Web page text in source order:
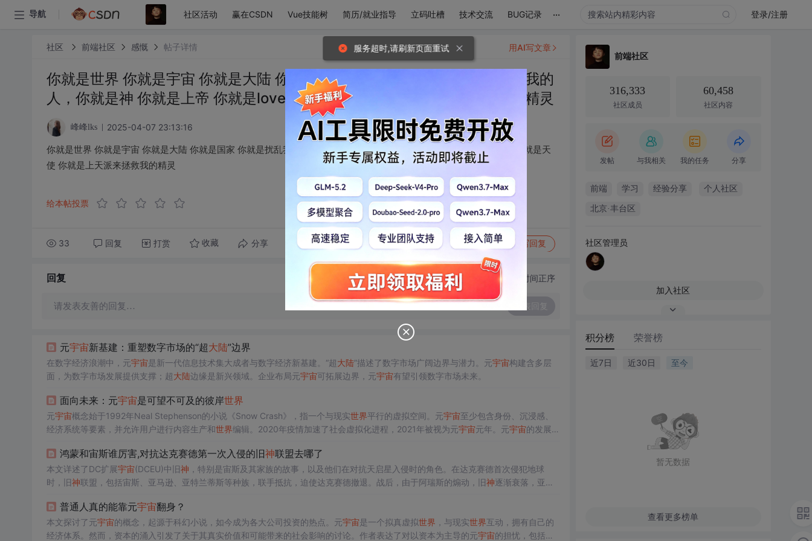
导航 社区活动 赢在CSDN Vue技能树 简历/就业指导 立码吐槽 技术交流 BUG记录 ... 登录/注册
社区 前端社区 感慨 帖子详情
你就是世界 你就是宇宙 你就是大陆 你就是国家 你就是扰乱我之后又来拯救我的
人，你就是神 你就是上帝 你就是love 你就是天使 你就是上天派来拯救我的精灵
峰峰lks 2025-04-07 23:13:16
你就是世界 你就是宇宙 你就是大陆 你就是国家 你就是扰乱我之后又来拯救我的人，你就是神 你就是上帝 你就是love 你就是天
使 你就是上天派来拯救我的精灵
给本帖投票
33 回复 打赏 收藏 分享 转发到动态 举报 写回复
用AI写文章
回复 切换为时间正序
请发表友善的回复…
元宇宙新基建：重塑数字市场的“超大陆”边界
在数字经济浪潮中，元宇宙是新一代信息技术集大成者与数字经济新基建。“超大陆”描述了数字市场广阔边界与潜力。元宇宙构建含多层
面，为数字市场发展提供支撑；超大陆边缘是新兴领域。企业布局元宇宙可拓展边界，元宇宙有望引领数字市场未来。
面向未来：元宇宙是可望不可及的彼岸世界
元宇宙概念始于1992年Neal Stephenson的小说《Snow Crash》，指一个与现实世界平行的虚拟空间。元宇宙至少包含身份、沉浸感、
经济系统等要素，并允许用户进行内容生产和世界编辑。2020年疫情加速了社会虚拟化进程，2021年被视为元宇宙元年。元宇宙的发展路
鸿蒙和宙斯谁厉害,对抗达克赛德第一次入侵的旧神联盟去哪了
本文详述了DC扩展宇宙(DCEU)中旧神 ，特别是宙斯及其家族的故事，以及他们在对抗天启星入侵时的角色。在达克赛德首次侵犯地球
时，旧神联盟，包括宙斯、亚马逊、亚特兰蒂斯等种族，联手抵抗，迫使达克赛德撤退。战后，由于阿瑞斯的煽动，旧神逐渐衰落，亚马
普通人真的能靠元宇宙翻身？
本文探讨了元宇宙的概念，起源于科幻小说，如今成为各大公司投资的热点。元宇宙是一个拟真虚拟世界 ，与现实世界互动，拥有自己的
经济体系。然而，资本的涌入引发了关于其真实价值和可能带来的社会影响的讨论。作者表达了对以资本为主导的元宇宙的担忧，包括资
前端社区
316,333
社区成员
60,458
社区内容
发帖 与我相关 我的任务 分享
前端 学习 经验分享 个人社区
北京·丰台区
社区管理员
加入社区
积分榜 荣誉榜
近7日 近30日 至今
暂无数据
查看更多榜单
服务超时,请刷新页面重试